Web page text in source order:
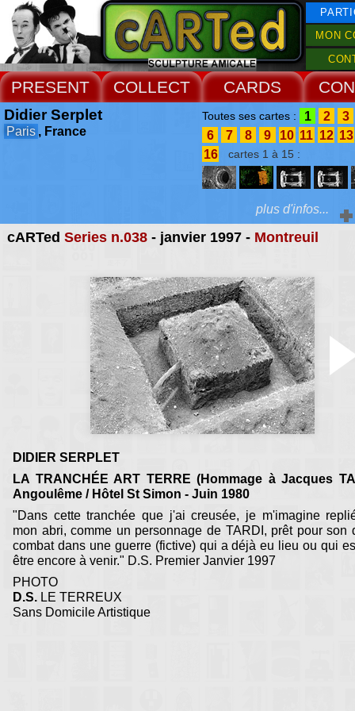
MON
PRESENT COLLECT CARDS
cARTed Series n.038- janvier 1997 - Montreuil
DIDIER SERPLET
LA TRANCHÉE ART TERRE (Hommage à Jacques
Angoulême / Hôtel St Simon - Juin 1980
"Dans cette tranchée que j'ai creusée, je m'imagine
mon abri, comme un personnage de TARDI, prêt pour son
combat dans une guerre (fictive) qui a déjà eu lieu ou qui
être encore à venir." D.S. Premier Janvier 1997
PHOTO
D.S. LE TERREUX
Sans Domicile Artistique
Didier Serplet
Paris , France
Toutes ses cartes : 1 2
3
6
7 8 9 10 11 12 13
16 cartes 1 à 15 :
Extras :
Catherine Monson
plus d'infos...